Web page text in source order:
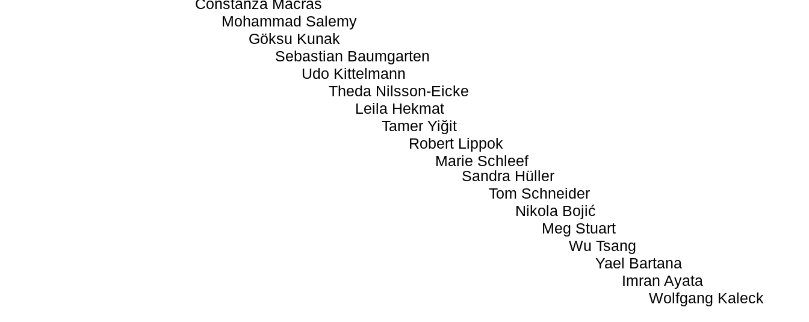
Constanza Macras
Mohammad Salemy
Göksu Kunak
Sebastian Baumgarten
Udo Kittelmann
Theda Nilsson-Eicke
Leila Hekmat
Tamer Yiğit
Robert Lippok
Marie Schleef
Sandra Hüller
Tom Schneider
Nikola Bojić
Meg Stuart
Wu Tsang
Yael Bartana
Imran Ayata
Wolfgang Kaleck